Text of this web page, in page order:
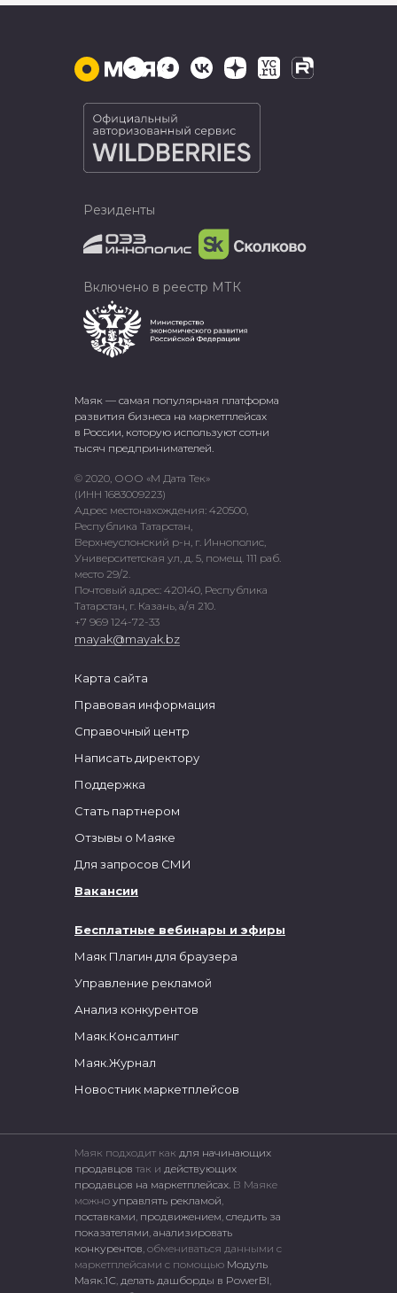
Маяк — самая популярная платформа
развития бизнеса на маркетплейсах
в России, которую используют сотни
тысяч предпринимателей.
© 2020, ООО «М Дата Тек»
(ИНН 1683009223)
Адрес местонахождения: 420500,
Республика Татарстан,
Верхнеуслонский р-н, г. Иннополис,
Университетская ул, д. 5, помещ. 111 раб.
место 29/2.
Почтовый адрес: 420140, Республика
Татарстан, г. Казань, а/я 210.
+7 969 124-72-33
mayak@mayak.bz
Бесплатные вебинары и эфиры
Маяк Плагин для браузера
Управление рекламой
Анализ конкурентов
Маяк.Консалтинг
Маяк.Журнал
Новостник маркетплейсов
Карта сайта
Правовая информация
Справочный центр
Написать директору
Поддержка
Стать партнером
Отзывы о Маяке
Для запросов СМИ
Вакансии
Резиденты
Включено в реестр МТК
Маяк подходит как для начинающих
продавцов так и действующих
продавцов на маркетплейсах. В Маяке
можно управлять рекламой
поставками продвижением следить за
показателями анализировать
конкурентов , обмениваться данными с
маркетплейсами c помощью Модуль
Маяк.1С делать дашборды в PowerBI